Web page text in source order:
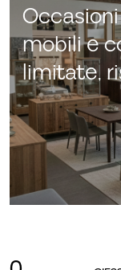
mobili e
limitate,